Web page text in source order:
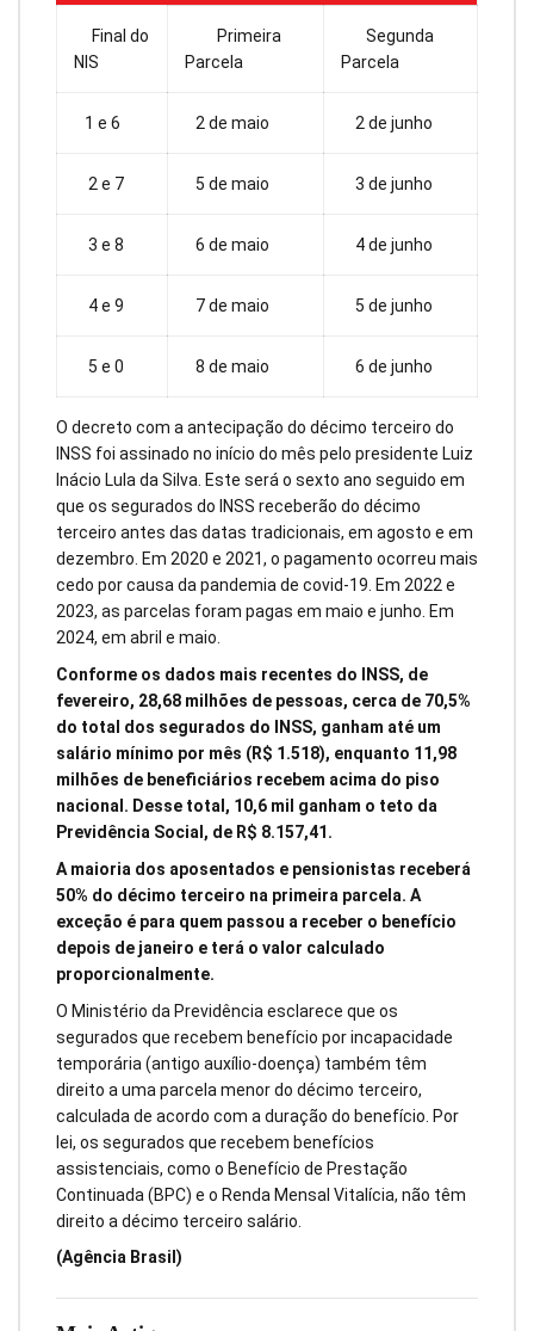
Final do
NIS
Primeira
Parcela
Segunda
Parcela
1 e 6 2 de maio 2 de junho
2 e 7 5 de maio 3 de junho
3 e 8 6 de maio 4 de junho
4 e 9 7 de maio 5 de junho
5 e 0 8 de maio 6 de junho
O decreto com a antecipação do décimo terceiro do
INSS foi assinado no início do mês pelo presidente Luiz
Inácio Lula da Silva. Este será o sexto ano seguido em
que os segurados do INSS receberão do décimo
terceiro antes das datas tradicionais, em agosto e em
dezembro. Em 2020 e 2021, o pagamento ocorreu mais
cedo por causa da pandemia de covid-19. Em 2022 e
2023, as parcelas foram pagas em maio e junho. Em
2024, em abril e maio.
Conforme os dados mais recentes do INSS, de
fevereiro, 28,68 milhões de pessoas, cerca de 70,5%
do total dos segurados do INSS, ganham até um
salário mínimo por mês (R$ 1.518), enquanto 11,98
milhões de beneficiários recebem acima do piso
nacional. Desse total, 10,6 mil ganham o teto da
Previdência Social, de R$ 8.157,41.
A maioria dos aposentados e pensionistas receberá
50% do décimo terceiro na primeira parcela. A
exceção é para quem passou a receber o benefício
depois de janeiro e terá o valor calculado
proporcionalmente.
O Ministério da Previdência esclarece que os
segurados que recebem benefício por incapacidade
temporária (antigo auxílio-doença) também têm
direito a uma parcela menor do décimo terceiro,
calculada de acordo com a duração do benefício. Por
lei, os segurados que recebem benefícios
assistenciais, como o Benefício de Prestação
Continuada (BPC) e o Renda Mensal Vitalícia, não têm
direito a décimo terceiro salário.
(Agência Brasil)